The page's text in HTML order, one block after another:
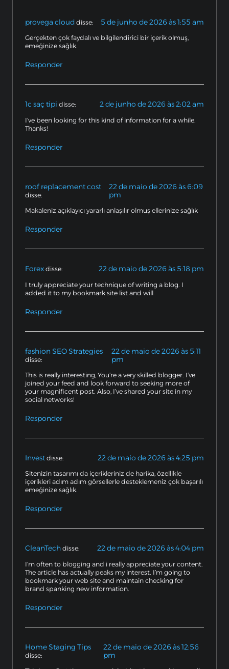
provega cloud disse: 5 de junho de 2026 às 1:55 am
Gerçekten çok faydalı ve bilgilendirici bir içerik olmuş,
emeğinize sağlık.
Responder
1c saç tipi disse: 2 de junho de 2026 às 2:02 am
I’ve been looking for this kind of information for a while.
Thanks!
Responder
roof replacement cost
disse:
22 de maio de 2026 às 6:09
pm
Makaleniz açıklayıcı yararlı anlaşılır olmuş ellerinize sağlık
Responder
Forex disse: 22 de maio de 2026 às 5:18 pm
I truly appreciate your technique of writing a blog. I
added it to my bookmark site list and will
Responder
fashion SEO Strategies
disse:
22 de maio de 2026 às 5:11
pm
This is really interesting, You’re a very skilled blogger. I’ve
joined your feed and look forward to seeking more of
your magnificent post. Also, I’ve shared your site in my
social networks!
Responder
Invest disse: 22 de maio de 2026 às 4:25 pm
Sitenizin tasarımı da içerikleriniz de harika, özellikle
içerikleri adım adım görsellerle desteklemeniz çok başarılı
emeğinize sağlık.
Responder
CleanTech disse: 22 de maio de 2026 às 4:04 pm
I’m often to blogging and i really appreciate your content.
The article has actually peaks my interest. I’m going to
bookmark your web site and maintain checking for
brand spanking new information.
Responder
Home Staging Tips
disse:
22 de maio de 2026 às 12:56
pm